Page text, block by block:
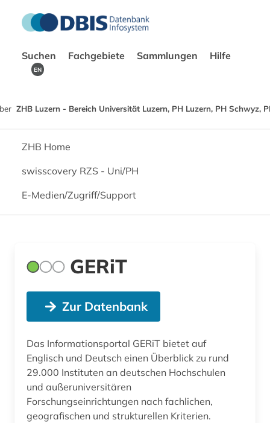
Suchen Fachgebiete Sammlungen Hilfe
EN
ZHB Luzern - Bereich Universität Luzern, PH Luzern, PH Schwyz,
ZHB Home
swisscovery RZS - Uni/PH
E-Medien/Zugriff/Support
GERiT
Zur Datenbank
Das Informationsportal GERiT bietet auf
Englisch und Deutsch einen Überblick zu rund
29.000 Instituten an deutschen Hochschulen
und außeruniversitären
Forschungseinrichtungen nach fachlichen,
geografischen und strukturellen Kriterien.